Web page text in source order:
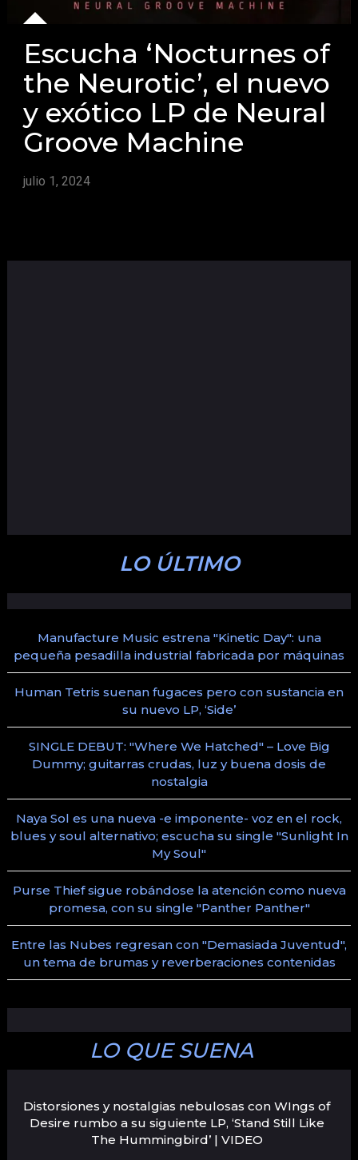
Escucha ‘Nocturnes of
the Neurotic’, el nuevo
y exótico LP de Neural
Groove Machine
julio 1, 2024
LO ÚLTIMO
Manufacture Music estrena "Kinetic Day": una
pequeña pesadilla industrial fabricada por máquinas
Human Tetris suenan fugaces pero con sustancia en
su nuevo LP, ‘Side’
SINGLE DEBUT: "Where We Hatched" – Love Big
Dummy; guitarras crudas, luz y buena dosis de
nostalgia
Naya Sol es una nueva -e imponente- voz en el rock,
blues y soul alternativo; escucha su single "Sunlight In
My Soul"
Purse Thief sigue robándose la atención como nueva
promesa, con su single "Panther Panther"
Entre las Nubes regresan con "Demasiada Juventud",
un tema de brumas y reverberaciones contenidas
LO QUE SUENA
Distorsiones y nostalgias nebulosas con WIngs of
Desire rumbo a su siguiente LP, ‘Stand Still Like
The Hummingbird’ | VIDEO